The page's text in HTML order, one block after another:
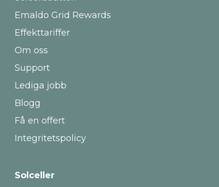
Emaldo Grid Rewards
Effekttariffer
Om oss
Support
Lediga jobb
Blogg
Få en offert
Integritetspolicy
Solceller